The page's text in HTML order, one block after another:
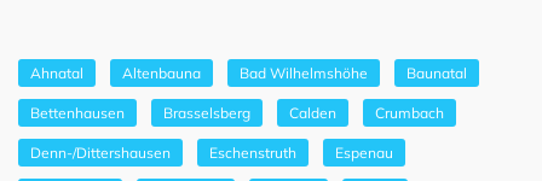
Ahnatal Altenbauna Bad Wilhelmshöhe Baunatal
Bettenhausen Brasselsberg Calden Crumbach
Denn-/Dittershausen Eschenstruth Espenau